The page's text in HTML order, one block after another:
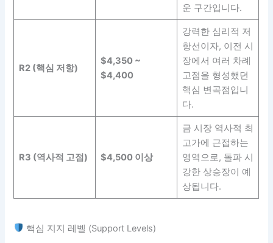
운 구간입니다.
R2 (핵심 저항)
$4,350 ~
$4,400
강력한 심리적 저
항선이자, 이전 시
장에서 여러 차례
고점을 형성했던
핵심 변곡점입니
다.
R3 (역사적 고점) $4,500 이상
금 시장 역사적 최
고가에 근접하는
영역으로, 돌파 시
강한 상승장이 예
상됩니다.
핵심 지지 레벨 (Support Levels)